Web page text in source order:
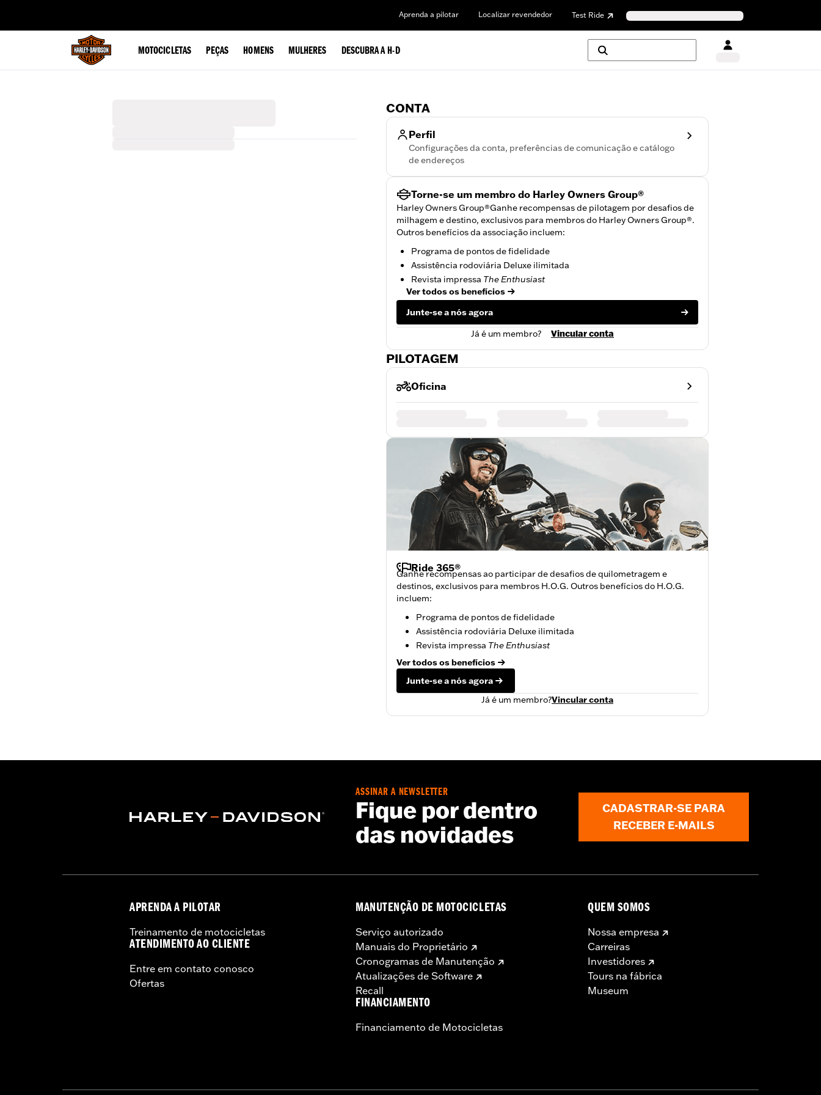
Aprenda a pilotar Localizar revendedor Test Ride
MOTOCICLETAS PEÇAS HOMENS MULHERES DESCUBRA A H-D
CONTA
Perfil
Configurações da conta, preferências de comunicação e catálogo
de endereços
Torne-se um membro do Harley Owners Group®
Harley Owners Group®Ganhe recompensas de pilotagem por desafios de
milhagem e destino, exclusivos para membros do Harley Owners Group®.
Outros benefícios da associação incluem:
Programa de pontos de fidelidade
Assistência rodoviária Deluxe ilimitada
Revista impressa The Enthusiast
Ver todos os benefícios
Junte-se a nós agora
Já é um membro?
Vincular conta
PILOTAGEM
Oficina
Ride 365®
Ganhe recompensas ao participar de desafios de quilometragem e
destinos, exclusivos para membros H.O.G. Outros benefícios do H.O.G.
incluem:
Programa de pontos de fidelidade
Assistência rodoviária Deluxe ilimitada
Revista impressa The Enthusiast
Ver todos os benefícios
Junte-se a nós agora
Já é um membro?Vincular conta
ASSINAR A NEWSLETTER
Fique por dentro
das novidades
CADASTRAR-SE PARA
RECEBER E-MAILS
APRENDA A PILOTAR
Treinamento de motocicletas
ATENDIMENTO AO CLIENTE
Entre em contato conosco
Ofertas
MANUTENÇÃO DE MOTOCICLETAS
Serviço autorizado
Manuais do Proprietário
Cronogramas de Manutenção
Atualizações de Software
Recall
FINANCIAMENTO
Financiamento de Motocicletas
QUEM SOMOS
Nossa empresa
Carreiras
Investidores
Tours na fábrica
Museum